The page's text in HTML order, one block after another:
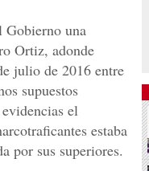
Gobierno una
Ortiz, adonde
julio de 2016 entre
supuestos
el
estaba
por sus superiores.